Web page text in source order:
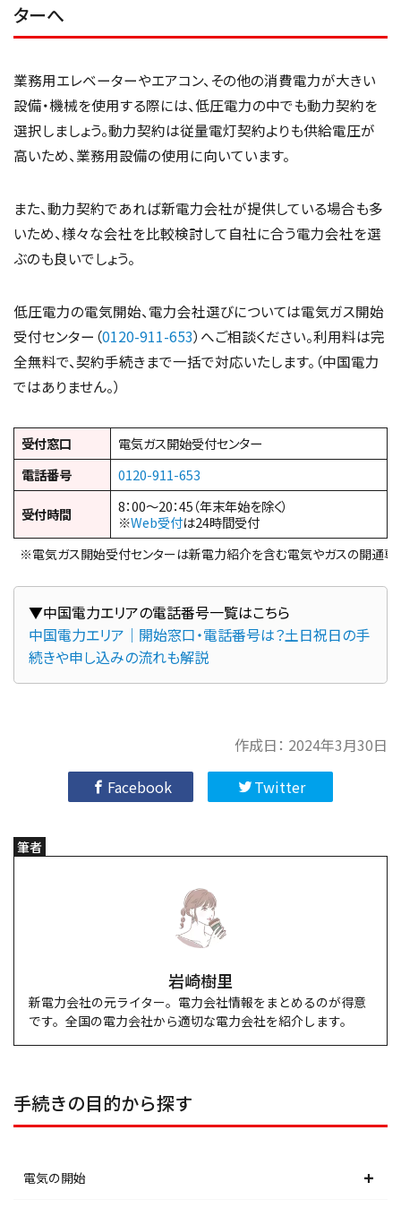
ターへ
業務用エレベーターやエアコン、その他の消費電力が大きい
設備・機械を使用する際には、低圧電力の中でも動力契約を
選択しましょう。動力契約は従量電灯契約よりも供給電圧が
高いため、業務用設備の使用に向いています。
また、動力契約であれば新電力会社が提供している場合も多
いため、様々な会社を比較検討して自社に合う電力会社を選
ぶのも良いでしょう。
低圧電力の電気開始、電力会社選びについては電気ガス開始
受付センター（0120-911-653）へご相談ください。利用料は完
全無料で、契約手続きまで一括で対応いたします。（中国電力
ではありません。）
受付窓口
電気ガス開始受付センター
電話番号
0120-911-653
受付時間
8：00～20：45（年末年始を除く）
※Web受付は24時間受付
※電気ガス開始受付センターは新電力紹介を含む電気やガスの開通専
中国電力エリア｜開始窓口・電話番号は？土日祝日の手
続きや申し込みの流れも解説
作成日： 2024年3月30日
Facebook
Twitter
筆者
岩崎樹里
新電力会社の元ライター。電力会社情報をまとめるのが得意
です。全国の電力会社から適切な電力会社を紹介します。
手続きの目的から探す
電気の開始